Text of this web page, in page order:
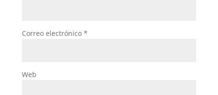
Correo electrónico *
Web